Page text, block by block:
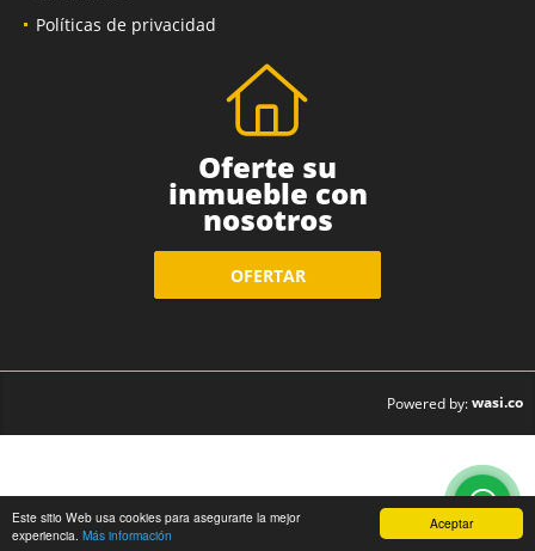
Aceptar
Este sitio Web usa cookies para asegurarte la mejor
experiencia. Más información
Contáctenos
Oferte su
inmueble con
nosotros
OFERTAR
Powered by:wasi.co